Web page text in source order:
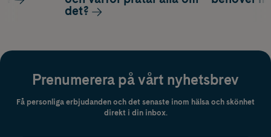
det?
Prenumerera på vårt nyhetsbrev
Få personliga erbjudanden och det senaste inom hälsa och skönhet
direkt i din inbox.